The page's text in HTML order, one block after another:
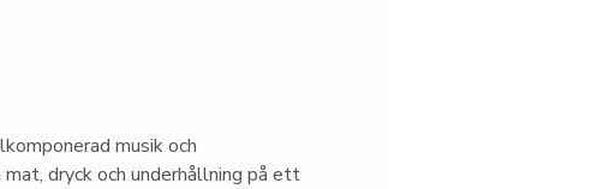
musik och
dryck och underhållning på ett